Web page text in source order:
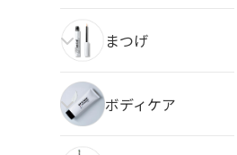
まつげ
ボディケア